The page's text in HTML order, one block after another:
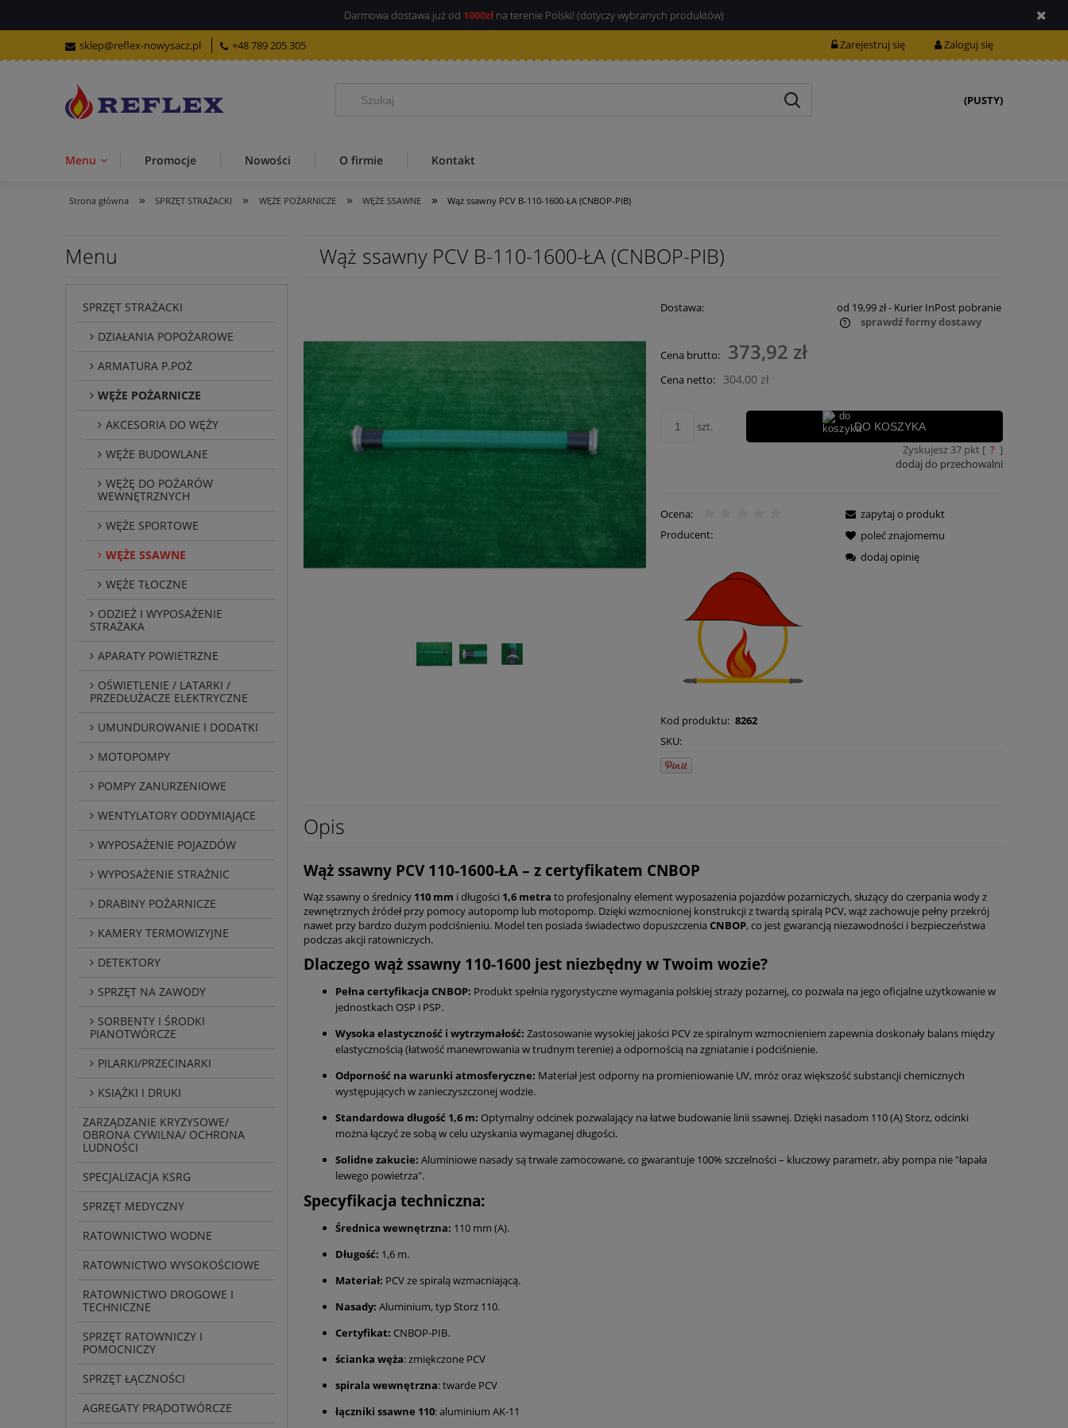
Darmowa dostawa już od 1000zł na terenie Polski! (dotyczy wybranych produktów)
sklep@reflex-nowysacz.pl +48 789 205 305 Zarejestruj się Zaloguj się
(PUSTY)
Menu Promocje Nowości O firmie Kontakt
Strona główna » SPRZĘT STRAŻACKI » WĘŻE POŻARNICZE » WĘŻE SSAWNE » Wąż ssawny PCV B-110-1600-ŁA (CNBOP-PIB)
Menu
SPRZĘT STRAŻACKI
DZIAŁANIA POPOŻAROWE
ARMATURA P.POŻ
WĘŻE POŻARNICZE
AKCESORIA DO WĘŻY
WĘŻE BUDOWLANE
WĘŻĘ DO POŻARÓW
WEWNĘTRZNYCH
WĘŻE SPORTOWE
WĘŻE SSAWNE
WĘŻE TŁOCZNE
ODZIEŻ I WYPOSAŻENIE
STRAŻAKA
APARATY POWIETRZNE
OŚWIETLENIE / LATARKI /
PRZEDŁUŻACZE ELEKTRYCZNE
UMUNDUROWANIE I DODATKI
MOTOPOMPY
POMPY ZANURZENIOWE
WENTYLATORY ODDYMIAJĄCE
WYPOSAŻENIE POJAZDÓW
WYPOSAŻENIE STRAŻNIC
DRABINY POŻARNICZE
KAMERY TERMOWIZYJNE
DETEKTORY
SPRZĘT NA ZAWODY
SORBENTY I ŚRODKI
PIANOTWÓRCZE
PILARKI/PRZECINARKI
KSIĄŻKI I DRUKI
ZARZĄDZANIE KRYZYSOWE/
OBRONA CYWILNA/ OCHRONA
LUDNOŚCI
SPECJALIZACJA KSRG
SPRZĘT MEDYCZNY
RATOWNICTWO WODNE
RATOWNICTWO WYSOKOŚCIOWE
RATOWNICTWO DROGOWE I
TECHNICZNE
SPRZĘT RATOWNICZY I
POMOCNICZY
SPRZĘT ŁĄCZNOŚCI
AGREGATY PRĄDOTWÓRCZE
Wąż ssawny PCV B-110-1600-ŁA (CNBOP-PIB)
Dostawa: od 19,99 zł- Kurier InPost pobranie
Cena nie zawiera ewentualnych kosztów
sprawdź formy dostawy
Cena brutto: 373,92 zł
Cena netto: 304,00 zł
szt. DO KOSZYKA
Zyskujesz 37pkt [ ? ]
dodaj do przechowalni
Ocena:
Producent:
Kod produktu: 8262
SKU:
zapytaj o produkt
poleć znajomemu
dodaj opinię
Opis
Wąż ssawny PCV 110-1600-ŁA – z certyfikatem CNBOP
Wąż ssawny o średnicy 110 mm i długości 1,6 metra to profesjonalny element wyposażenia pojazdów pożarniczych, służący do czerpania wody z
zewnętrznych źródeł przy pomocy autopomp lub motopomp. Dzięki wzmocnionej konstrukcji z twardą spiralą PCV, wąż zachowuje pełny przekrój
nawet przy bardzo dużym podciśnieniu. Model ten posiada świadectwo dopuszczenia CNBOP, co jest gwarancją niezawodności i bezpieczeństwa
podczas akcji ratowniczych.
Dlaczego wąż ssawny 110-1600 jest niezbędny w Twoim wozie?
Pełna certyfikacja CNBOP: Produkt spełnia rygorystyczne wymagania polskiej straży pożarnej, co pozwala na jego oficjalne użytkowanie w
jednostkach OSP i PSP.
Wysoka elastyczność i wytrzymałość: Zastosowanie wysokiej jakości PCV ze spiralnym wzmocnieniem zapewnia doskonały balans między
elastycznością (łatwość manewrowania w trudnym terenie) a odpornością na zgniatanie i podciśnienie.
Odporność na warunki atmosferyczne: Materiał jest odporny na promieniowanie UV, mróz oraz większość substancji chemicznych
występujących w zanieczyszczonej wodzie.
Standardowa długość 1,6 m: Optymalny odcinek pozwalający na łatwe budowanie linii ssawnej. Dzięki nasadom 110 (A) Storz, odcinki
można łączyć ze sobą w celu uzyskania wymaganej długości.
Solidne zakucie: Aluminiowe nasady są trwale zamocowane, co gwarantuje 100% szczelności – kluczowy parametr, aby pompa nie "łapała
lewego powietrza".
Specyfikacja techniczna:
Średnica wewnętrzna: 110 mm (A).
Długość: 1,6 m.
Materiał: PCV ze spiralą wzmacniającą.
Nasady: Aluminium, typ Storz 110.
Certyfikat: CNBOP-PIB.
ścianka węża: zmiękczone PCV
spirala wewnętrzna: twarde PCV
łączniki ssawne 110: aluminium AK-11